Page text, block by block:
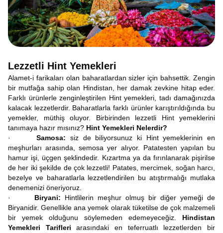
Lezzetli Hint Yemekleri
Alamet-i farikaları olan baharatlardan sizler için bahsettik. Zengin
bir mutfağa sahip olan Hindistan, her damak zevkine hitap eder.
Farklı ürünlerle zenginleştirilen Hint yemekleri, tadı damağınızda
kalacak lezzetlerdir. Baharatlarla farklı ürünler karıştırıldığında bu
yemekler, müthiş oluyor. Birbirinden lezzetli Hint yemeklerini
tanımaya hazır mısınız? Hint Yemekleri Nelerdir?
·Samosa: siz de biliyorsunuz ki Hint yemeklerinin en
meşhurları arasında, semosa yer alıyor. Patatesten yapılan bu
hamur işi, üçgen şeklindedir. Kızartma ya da fırınlanarak pişirilse
de her iki şekilde de çok lezzetli! Patates, mercimek, soğan harcı,
bezelye ve baharatlarla lezzetlendirilen bu atıştırmalığı mutlaka
denemenizi öneriyoruz.
· Biryani: Hintlilerin meşhur olmuş bir diğer yemeği de
Biryanidir. Genellikle ana yemek olarak tüketilse de çok malzemeli
bir yemek olduğunu söylemeden edemeyeceğiz. Hindistan
Yemekleri Tarifleriarasındaki en teferruatlı lezzetlerden bir